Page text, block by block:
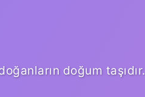
doğum taşıdır.